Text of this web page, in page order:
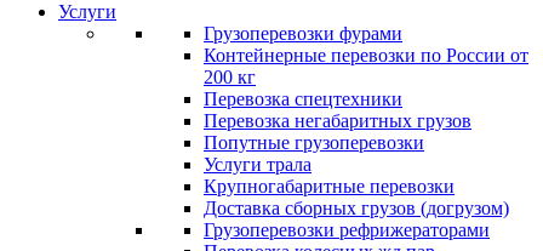
Услуги
Грузоперевозки фурами
Контейнерные перевозки по России от
200 кг
Перевозка спецтехники
Перевозка негабаритных грузов
Попутные грузоперевозки
Услуги трала
Крупногабаритные перевозки
Доставка сборных грузов (догрузом)
Грузоперевозки рефрижераторами